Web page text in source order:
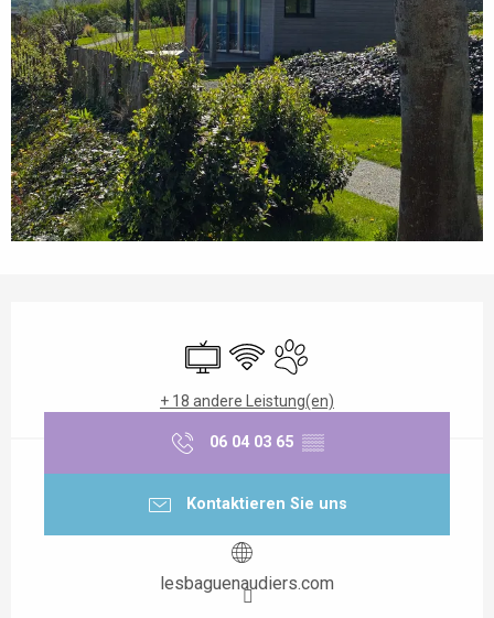
Fernsehen
Wi-Fi Tiere erlaubt
+ 18 andere Leistung(en)
06 04 03 65 ▒▒
Kontaktieren Sie uns
lesbaguenaudiers.com